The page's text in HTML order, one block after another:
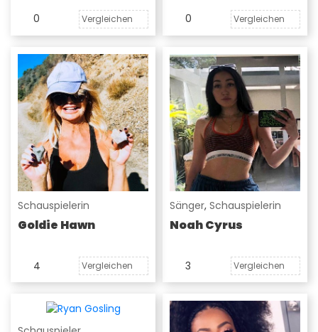
0 Vergleichen 0 Vergleichen
Schauspielerin
Goldie Hawn
4 Vergleichen
Sänger, Schauspielerin
Noah Cyrus
3 Vergleichen